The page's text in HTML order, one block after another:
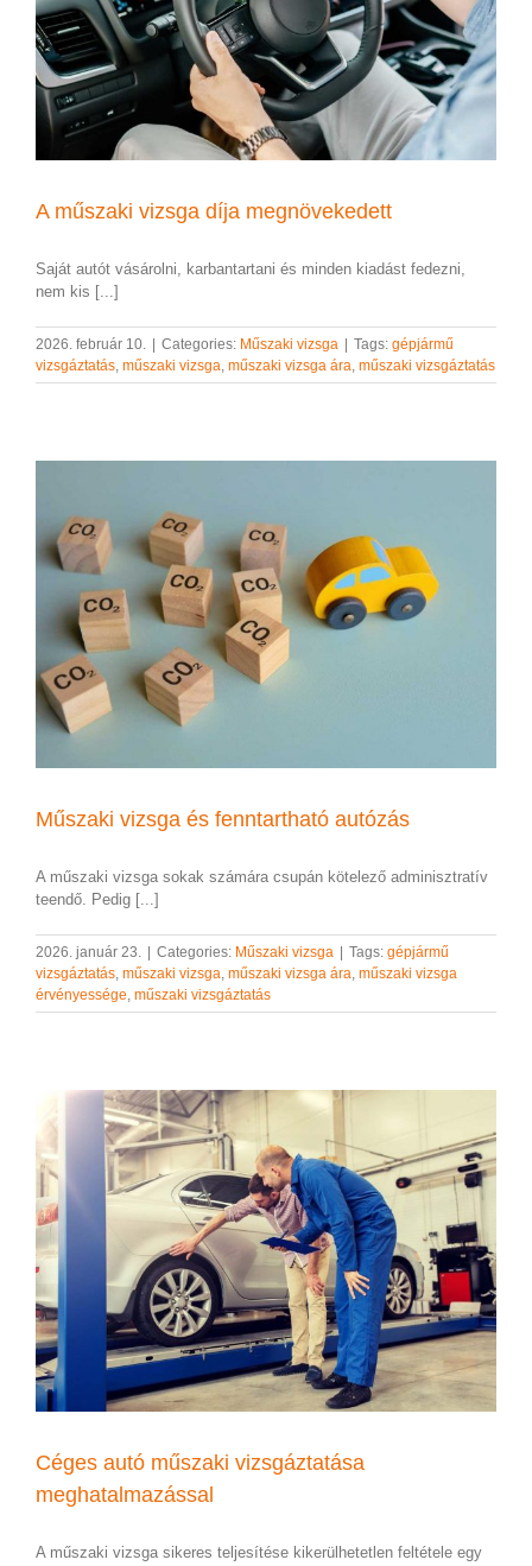
A műszaki vizsga díja megnövekedett
Saját autót vásárolni, karbantartani és minden kiadást fedezni,
nem kis [...]
2026. február 10. Categories: Műszaki vizsga Tags: gépjármű
vizsgáztatás, műszaki vizsga, műszaki vizsga ára, műszaki vizsgáztatás
Műszaki vizsga és fenntartható autózás
A műszaki vizsga sokak számára csupán kötelező adminisztratív
teendő. Pedig [...]
2026. január 23. | Categories: Műszaki vizsga | Tags: gépjármű
vizsgáztatás műszaki vizsga műszaki vizsga ára műszaki vizsga
érvényessége műszaki vizsgáztatás
Céges autó műszaki vizsgáztatása
meghatalmazással
A műszaki vizsga sikeres teljesítése kikerülhetetlen feltétele egy